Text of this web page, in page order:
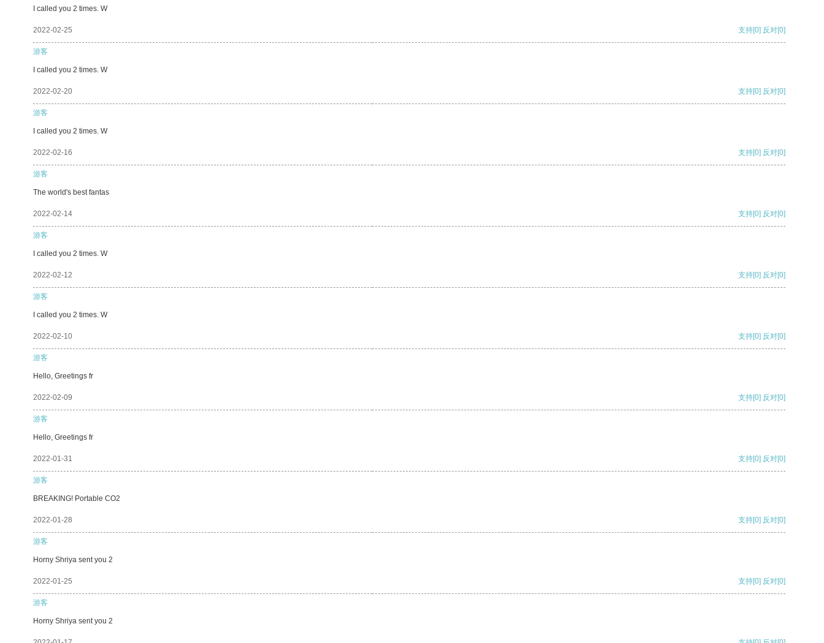
I called you 2 times. W
2022-02-25 支持[0] 反对[0]
游客
I called you 2 times. W
2022-02-20 支持[0] 反对[0]
游客
I called you 2 times. W
2022-02-16 支持[0] 反对[0]
游客
The world's best fantas
2022-02-14 支持[0] 反对[0]
游客
I called you 2 times. W
2022-02-12 支持[0] 反对[0]
游客
I called you 2 times. W
2022-02-10 支持[0] 反对[0]
游客
Hello, Greetings fr
2022-02-09 支持[0] 反对[0]
游客
Hello, Greetings fr
2022-01-31 支持[0] 反对[0]
游客
BREAKING! Portable CO2
2022-01-28 支持[0] 反对[0]
游客
Horny Shriya sent you 2
2022-01-25 支持[0] 反对[0]
游客
Horny Shriya sent you 2